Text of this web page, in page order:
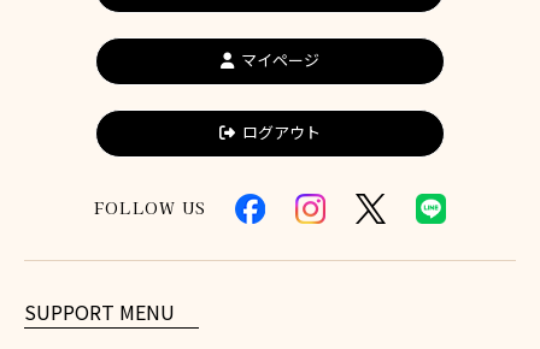
マイページ
ログアウト
FOLLOW US
SUPPORT MENU